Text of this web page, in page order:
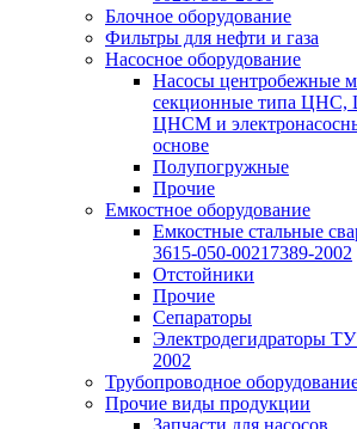
Блочное оборудование
Фильтры для нефти и газа
Насосное оборудование
Насосы центробежные
секционные типа
ЦНСМ и
основе
Полупогружные
Прочие
Емкостное оборудование
Емкостные стальные
3615-050-00217389-2002
Отстойники
Прочие
Сепараторы
Электродегидраторы
2002
Трубопроводное
Прочие виды продукции
Запчасти для насосов